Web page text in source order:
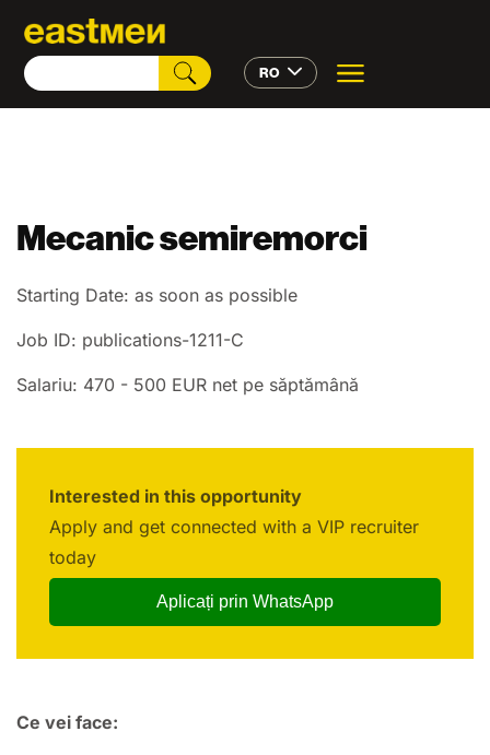
RO
Mecanic semiremorci
Starting Date: as soon as possible
Job ID: publications-1211-C
Salariu: 470 - 500 EUR net pe săptămână
Interested in this opportunity
Apply and get connected with a VIP recruiter
today
Aplicați prin WhatsApp
Ce vei face: